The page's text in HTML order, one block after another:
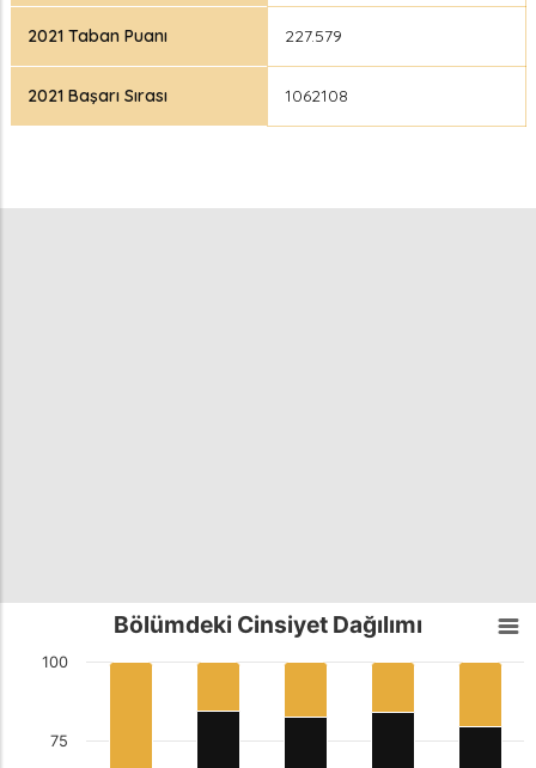
2021 Taban Puanı 227.579
2021 Başarı Sırası 1062108
Bölümdeki Cinsiyet Dağılımı
75
100